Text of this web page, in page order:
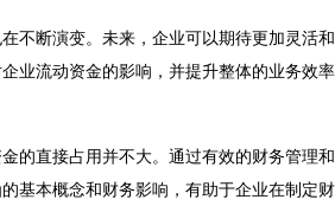
不断演变。未来，企业可以期待更加灵活
业流动资金的影响，并提升整体的业务效率
的直接占用并不大。通过有效的财务管理
基本概念和财务影响，有助于企业在制定